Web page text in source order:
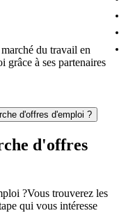
du travail en
grâce à ses partenaires
d'offres d'emploi ?
d'offres
?Vous trouverez les
qui vous intéresse